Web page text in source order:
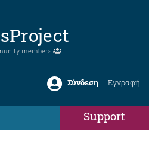
members
Σύνδεση Εγγραφή
Support